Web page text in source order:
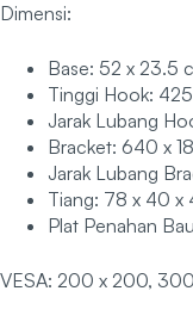
Dimensi:
Base: 52 x 23.5
Tinggi Hook:
Jarak Lubang
Bracket: 640 x
Jarak Lubang
Tiang: 78 x 40 x
Plat Penahan
VESA: 200 x 200,